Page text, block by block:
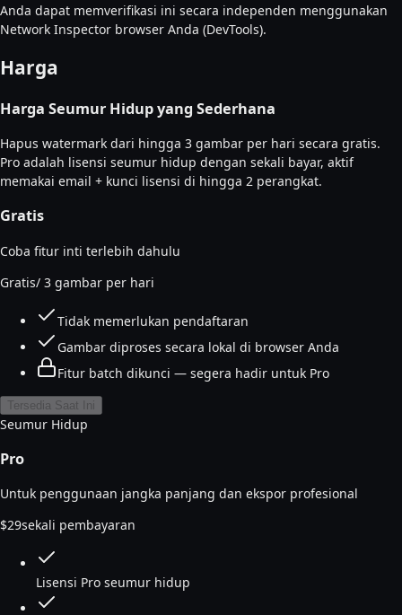
Anda dapat memverifikasi ini secara independen menggunakan
Network Inspector browser Anda (DevTools).
Harga
Harga Seumur Hidup yang Sederhana
Hapus watermark dari hingga 3 gambar per hari secara gratis.
Pro adalah lisensi seumur hidup dengan sekali bayar, aktif
memakai email + kunci lisensi di hingga 2 perangkat.
Gratis
Coba fitur inti terlebih dahulu
Gratis/ 3 gambar per hari
Tidak memerlukan pendaftaran
Gambar diproses secara lokal di browser Anda
Fitur batch dikunci — segera hadir untuk Pro
Tersedia Saat Ini
Seumur Hidup
Pro
Untuk penggunaan jangka panjang dan ekspor profesional
$29sekali pembayaran
Lisensi Pro seumur hidup